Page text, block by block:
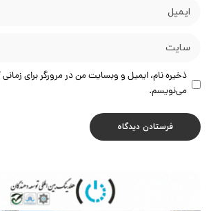
ذخیره نام، ایمیل و وبسایت من در مرورگر برای
می‌نویسم.